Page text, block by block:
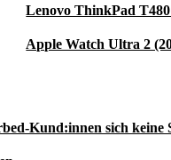
Lenovo ThinkPad
Apple Watch Ultra 2
Kund:innen sich keine